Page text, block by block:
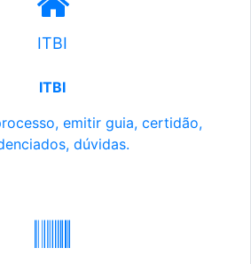
ITBI
ITBI
emitir guia, certidão,
dúvidas.